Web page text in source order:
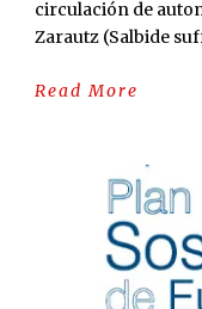
circulación de
Zarautz (Salbide
Read More